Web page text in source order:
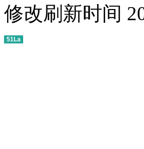
修改刷新时间
51La